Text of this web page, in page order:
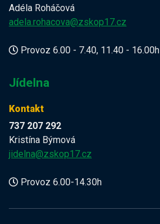
Adéla Roháčová
adela.rohacova@zskop17.cz
Provoz 6.00 - 7.40, 11.40 - 16.00h
Jídelna
Kontakt
737 207 292
Kristína Býmová
jidelna@zskop17.cz
Provoz 6.00-14.30h